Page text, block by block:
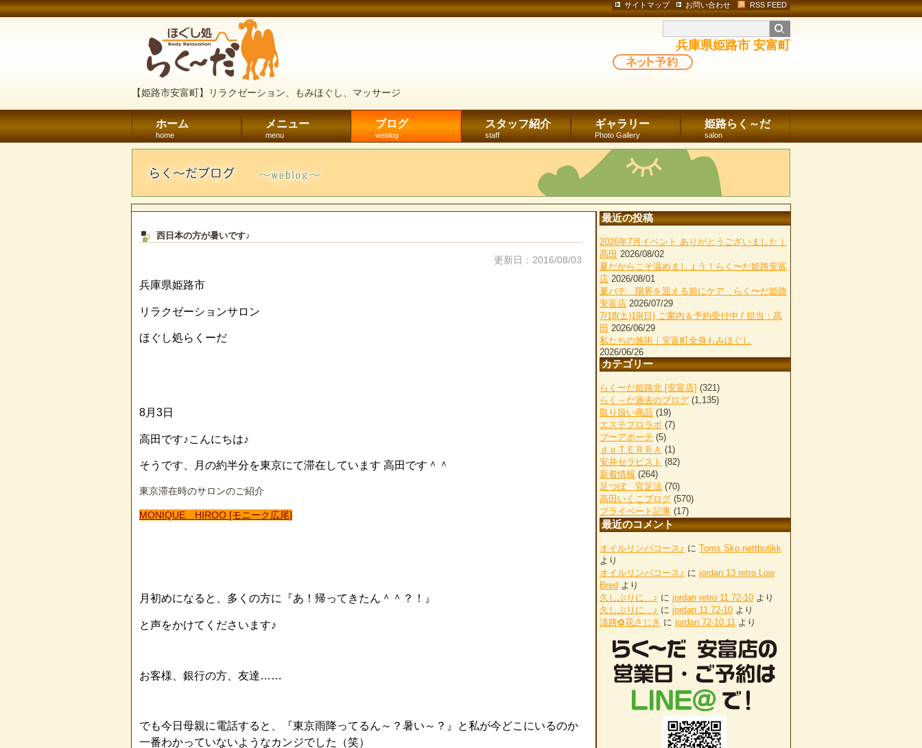
【姫路市安富町】リラクゼーション、もみほぐし、マッサージ
サイトマップ お問い合わせ RSS FEED
兵庫県姫路市 安富町
ホーム
home
メニュー
menu
ブログ
weblog
スタッフ紹介
staff
ギャラリー
Photo Gallery
姫路らく～だ
salon
西日本の方が暑いです♪
更新日：2016/08/03
兵庫県姫路市
リラクゼーションサロン
ほぐし処らくーだ
8月3日
高田です♪こんにちは♪
そうです、月の約半分を東京にて滞在しています 高田です＾＾
東京滞在時のサロンのご紹介
MONIQUE HIROO [モニーク広尾]
月初めになると、多くの方に『あ！帰ってきたん＾＾？！』
と声をかけてくださいます♪
お客様、銀行の方、友達……
でも今日母親に電話すると、『東京雨降ってるん～？暑い～？』と私が今どこにいるのか
一番わかっていないようなカンジでした（笑）
最近の投稿
2026年7月イベント ありがとうございました｜
髙田 2026/08/02
夏だからこそ温めましょう！らく〜だ姫路安富
店 2026/08/01
夏バテ 限界を迎える前にケア らく〜だ姫路
安富店 2026/07/29
7/18(土)19(日) ご案内＆予約受付中 / 担当：髙
田 2026/06/29
私たちの施術｜安富町全身もみほぐし
2026/06/26
カテゴリー
らくーだ姫路北 [安富店] (321)
らく～だ過去のブログ (1,135)
取り扱い商品 (19)
エステプロラボ (7)
プーアボーテ (5)
ｄｏＴＥＲＲＡ (1)
安井セラピスト (82)
新着情報 (264)
足つぼ 官足法 (70)
高田いくこブログ (570)
プライベート記事 (17)
最近のコメント
オイルリンパコース♪ に Toms Sko nettbutikk
より
オイルリンパコース♪ に jordan 13 retro Low
Bred より
久しぶりに…♪ に jordan retro 11 72-10 より
久しぶりに…♪ に jordan 11 72-10 より
淡路✿花さじき に jordan 72-10 11 より